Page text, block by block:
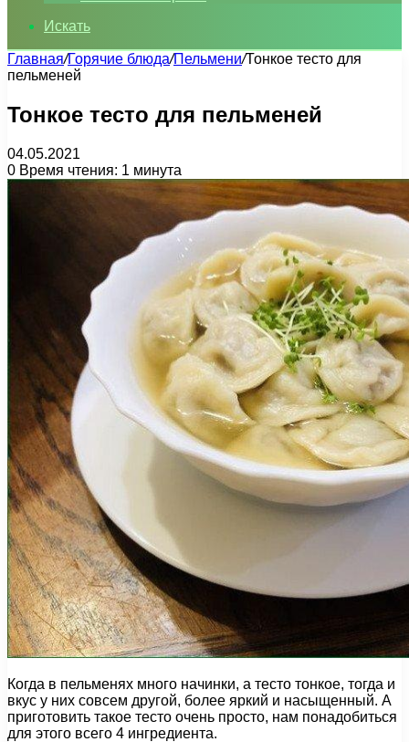
Искать
Главная/Горячие блюда/Пельмени/Тонкое тесто для
пельменей
Тонкое тесто для пельменей
04.05.2021
0 Время чтения: 1 минута
Когда в пельменях много начинки, а тесто тонкое, тогда и
вкус у них совсем другой, более яркий и насыщенный. А
приготовить такое тесто очень просто, нам понадобиться
для этого всего 4 ингредиента.